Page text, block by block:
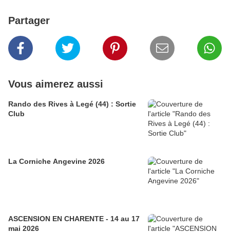
Partager
Vous aimerez aussi
Rando des Rives à Legé (44) : Sortie
Club
La Corniche Angevine 2026
ASCENSION EN CHARENTE - 14 au 17
mai 2026